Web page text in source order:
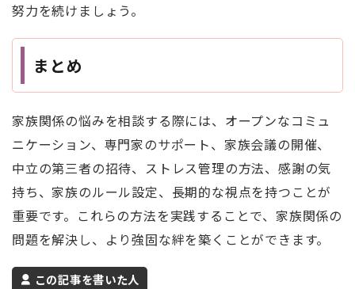
努力を続けましょう。
まとめ
家族関係の悩みを相談する際には、オープンなコミュ
ニケーション、専門家のサポート、家族会議の開催、
中立の第三者の招待、ストレス管理の方法、感謝の気
持ち、家族のルール設定、長期的な視点を持つことが
重要です。これらの方法を実践することで、家族関係の
問題を解決し、より強固な絆を築くことができます。
この記事を書いた人